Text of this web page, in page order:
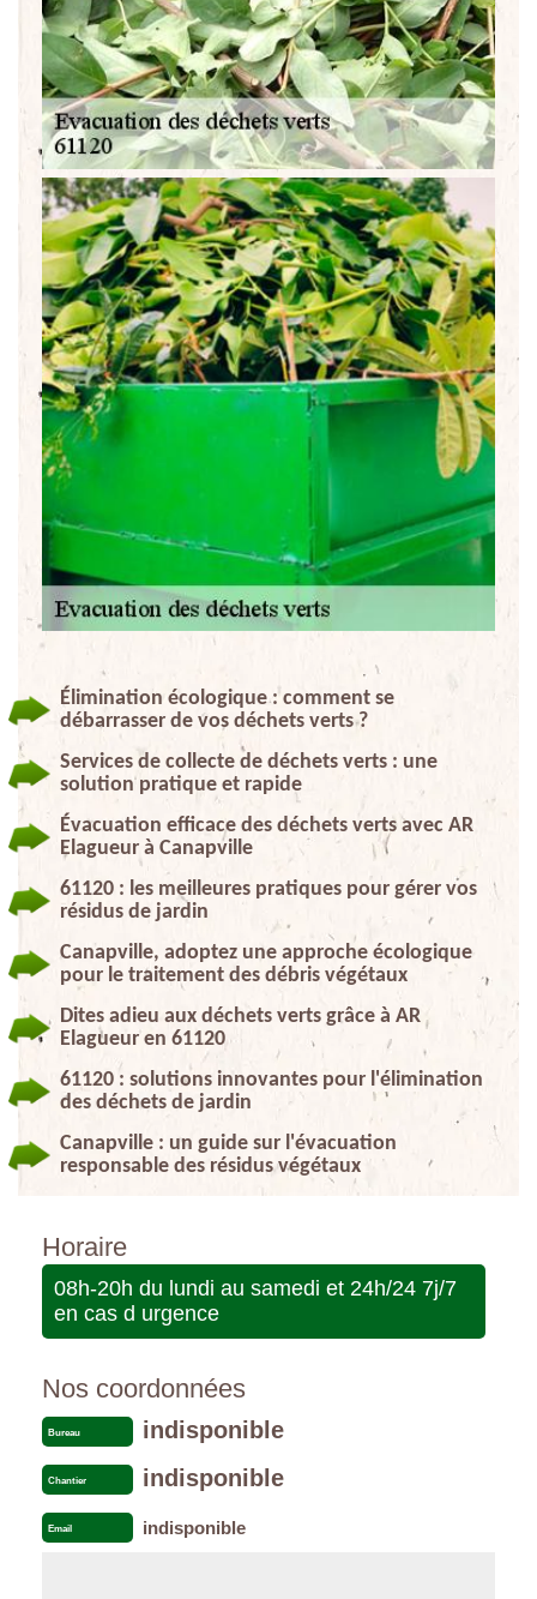
Élimination écologique : comment se
débarrasser de vos déchets verts ?
Services de collecte de déchets verts : une
solution pratique et rapide
Évacuation efficace des déchets verts avec AR
Elagueur à Canapville
61120 : les meilleures pratiques pour gérer vos
résidus de jardin
Canapville, adoptez une approche écologique
pour le traitement des débris végétaux
Dites adieu aux déchets verts grâce à AR
Elagueur en 61120
61120 : solutions innovantes pour l'élimination
des déchets de jardin
Canapville : un guide sur l'évacuation
responsable des résidus végétaux
Horaire
08h-20h du lundi au samedi et 24h/24 7j/7
en cas d urgence
Nos coordonnées
Bureau indisponible
Chantier indisponible
Email indisponible